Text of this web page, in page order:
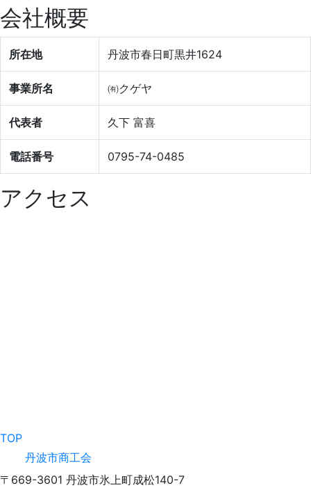
会社概要
所在地 丹波市春日町黒井1624
事業所名 ㈲クゲヤ
代表者 久下 富喜
電話番号 0795-74-0485
アクセス
TOP
丹波市商工会
〒669-3601 丹波市氷上町成松140-7